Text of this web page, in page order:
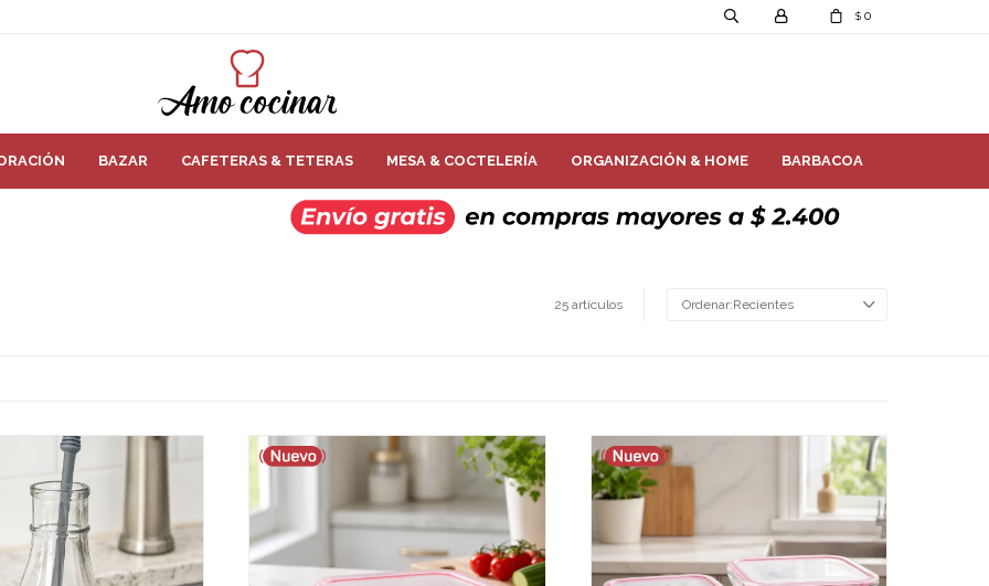
BAZAR CAFETERAS & TETERAS MESA & COCTELERÍA ORGANIZACIÓN & HOME BARBACOA
$ 0
25 artículos Recientes